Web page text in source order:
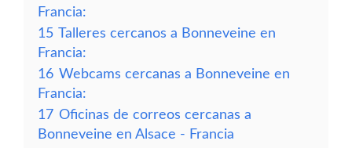
Francia:
15 Talleres cercanos a Bonneveine en
Francia:
16 Webcams cercanas a Bonneveine en
Francia:
17 Oficinas de correos cercanas a
Bonneveine en Alsace - Francia